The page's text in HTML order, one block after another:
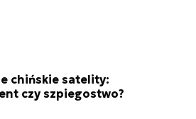
chińskie satelity:
czy szpiegostwo?